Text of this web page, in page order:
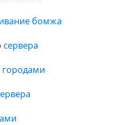
бомжа
городами